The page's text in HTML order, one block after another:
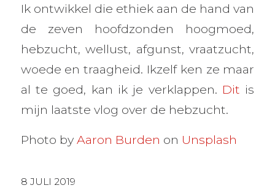
Ik ontwikkel die ethiek aan de hand van
de zeven hoofdzonden hoogmoed,
hebzucht, wellust, afgunst, vraatzucht,
woede en traagheid. Ikzelf ken ze maar
al te goed, kan ik je verklappen. Dit is
mijn laatste vlog over de hebzucht.
Photo by Aaron Burden on Unsplash
8 JULI 2019